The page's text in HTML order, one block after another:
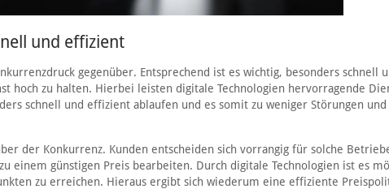
und effizient
gegenüber. Entsprechend ist es wichtig, besonders schnell
hoch zu halten. Hierbei leisten digitale Technologien hervorragende
schnell und effizient ablaufen und es somit zu weniger Störungen
der Konkurrenz. Kunden entscheiden sich vorrangig für solche
einem günstigen Preis bearbeiten. Durch digitale Technologien ist es
zu erreichen. Hieraus ergibt sich wiederum eine effiziente